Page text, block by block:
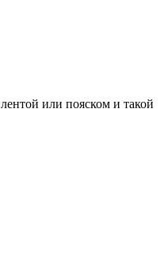
или пояском и такой